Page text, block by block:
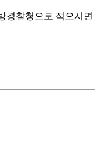
경찰청으로 적으시면